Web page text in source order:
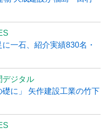
一石、紹介実績830名・
デジタル
礎に」 矢作建設工業の竹下